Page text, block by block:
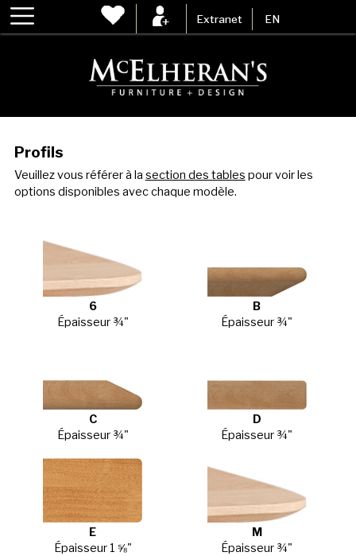
Extranet EN
Profils
Veuillez vous référer à la section des tables pour voir les
options disponibles avec chaque modèle.
6
Épaisseur ¾"
B
Épaisseur ¾"
C
Épaisseur ¾"
D
Épaisseur ¾"
E
Épaisseur 1 ⅝"
M
Épaisseur ¾"